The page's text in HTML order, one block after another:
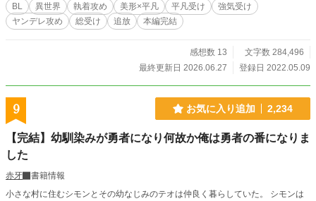
BL 異世界 執着攻め 美形×平凡 平凡受け
強気受け
ヤンデレ攻め
総受け 追放 本編完結
感想数 13
文字数 284,496
最終更新日 2026.06.27
登録日 2022.05.09
9 お気に入り追加 2,234
【完結】幼馴染みが勇者になり何故か俺は勇者の番になりま
した
赤牙
書籍情報
小さな村に住むシモンとその幼なじみのテオは仲良く暮らしていた。 シモンは